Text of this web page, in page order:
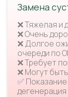
Замена
❌ Тяжелая и
❌ Очень
❌ Долгое
очереди по
❌ Требует
❌ Могут
✅
дегенерация